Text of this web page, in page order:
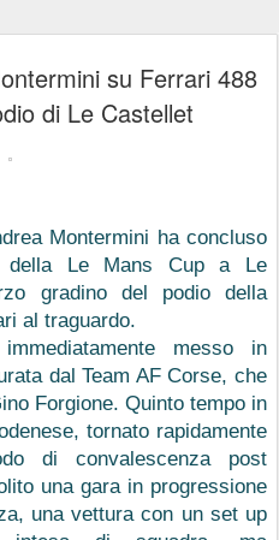
su Ferrari 488
di Le Castellet
Montermini ha concluso
della Le Mans Cup a Le
gradino del podio della
al traguardo.
messo in
dal Team AF Corse, che
Forgione. Quinto tempo in
tornato rapidamente
di convalescenza post
una gara in progressione
una vettura con un set up